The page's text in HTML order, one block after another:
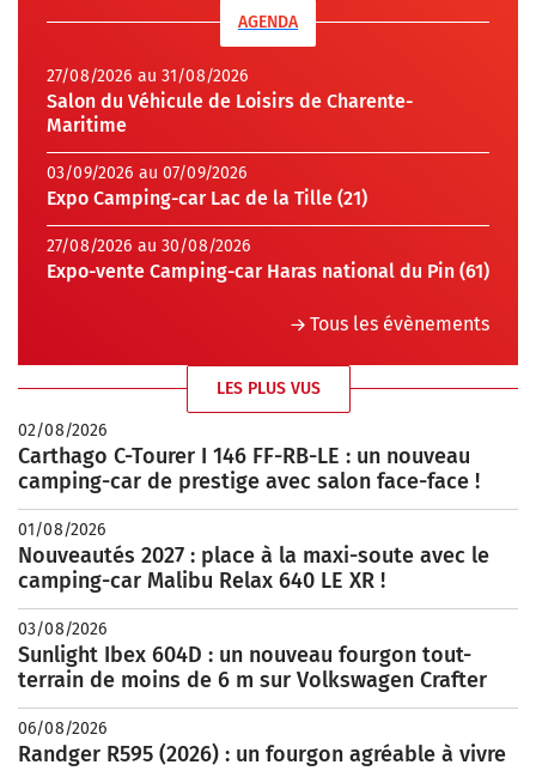
AGENDA
27/08/2026 au 31/08/2026
Salon du Véhicule de Loisirs de Charente-
Maritime
03/09/2026 au 07/09/2026
Expo Camping-car Lac de la Tille (21)
27/08/2026 au 30/08/2026
Expo-vente Camping-car Haras national du Pin (61)
Tous les évènements
LES PLUS VUS
02/08/2026
Carthago C-Tourer I 146 FF-RB-LE : un nouveau
camping-car de prestige avec salon face-face !
01/08/2026
Nouveautés 2027 : place à la maxi-soute avec le
camping-car Malibu Relax 640 LE XR !
03/08/2026
Sunlight Ibex 604D : un nouveau fourgon tout-
terrain de moins de 6 m sur Volkswagen Crafter
06/08/2026
Randger R595 (2026) : un fourgon agréable à vivre